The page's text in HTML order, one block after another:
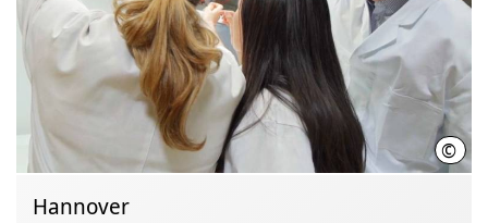
©
Hannover